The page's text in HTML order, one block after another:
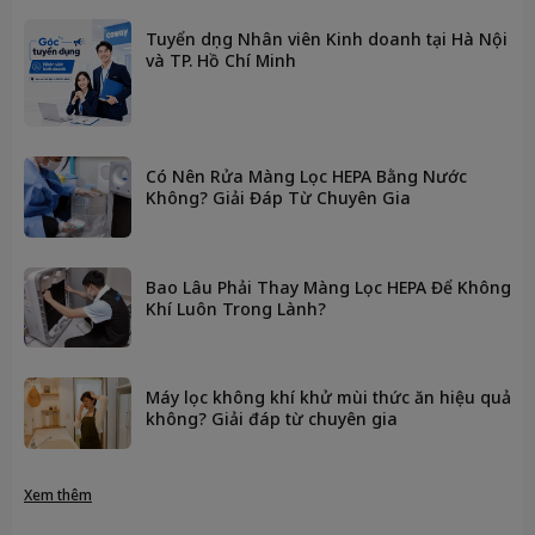
Tuyển dụng Nhân viên Kinh doanh tại Hà Nội
và TP. Hồ Chí Minh
Có Nên Rửa Màng Lọc HEPA Bằng Nước
Không? Giải Đáp Từ Chuyên Gia
Bao Lâu Phải Thay Màng Lọc HEPA Để Không
Khí Luôn Trong Lành?
Máy lọc không khí khử mùi thức ăn hiệu quả
không? Giải đáp từ chuyên gia
Xem thêm